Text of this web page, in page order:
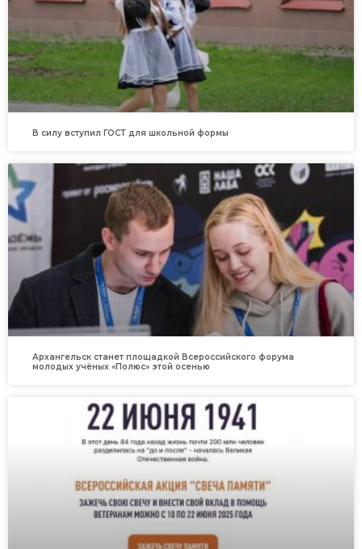
В силу вступил ГОСТ для школьной формы
Архангельск станет площадкой Всероссийского форума
молодых учёных «Полюс» этой осенью